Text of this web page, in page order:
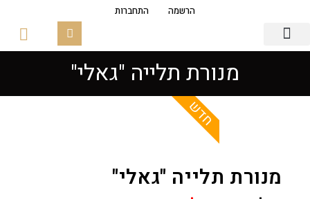
הרשמה התחברות
מנורת תלייה "גאלי"
חדש
מנורת תלייה "גאלי"